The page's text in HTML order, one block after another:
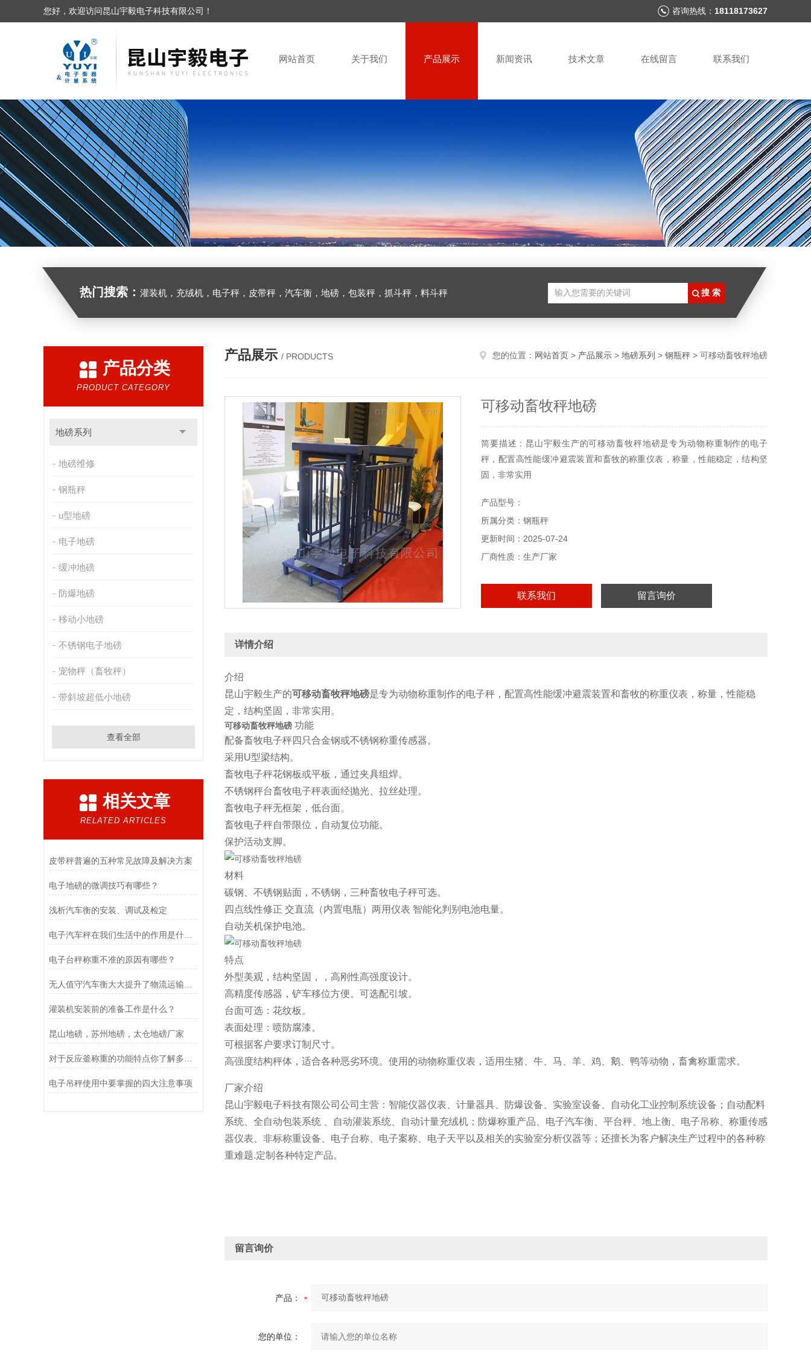
您好，欢迎访问昆山宇毅电子科技有限公司！ 咨询热线： 18118173627
网站首页 关于我们 产品展示 新闻资讯 技术文章 在线留言 联系我们
热门搜索： 灌装机，充绒机，电子秤，皮带秤，汽车衡，地磅，包装秤，抓斗秤，料斗秤
产品分类
PRODUCT CATEGORY
地磅系列
地磅维修
钢瓶秤
u型地磅
电子地磅
缓冲地磅
防爆地磅
移动小地磅
不锈钢电子地磅
宠物秤（畜牧秤）
带斜坡超低小地磅
查看全部
相关文章
RELATED ARTICLES
皮带秤普遍的五种常见故障及解决方案
电子地磅的微调技巧有哪些？
浅析汽车衡的安装、调试及检定
电子汽车秤在我们生活中的作用是什么？
电子台秤称重不准的原因有哪些？
灌装机安装前的准备工作是什么？
昆山地磅，苏州地磅，太仓地磅厂家
电子吊秤使用中要掌握的四大注意事项
产品展示 / PRODUCTS 您的位置： 网站首页 > 产品展示 > 地磅系列 > 钢瓶秤 > 可移动畜牧秤地磅
可移动畜牧秤地磅
简要描述：昆山宇毅生产的可移动畜牧秤地磅是专为动物称重制作的电子
秤，配置高性能缓冲避震装置和畜牧的称重仪表，称量，性能稳定，结构坚
固，非常实用
产品型号：
所属分类：钢瓶秤
更新时间：2025-07-24
厂商性质：生产厂家
联系我们 留言询价
详情介绍
介绍
昆山宇毅生产的可移动畜牧秤地磅是专为动物称重制作的电子秤，配置高性能缓冲避震装置和畜牧的称重仪表，称量，性能稳
定，结构坚固，非常实用。
可移动畜牧秤地磅 功能
配备畜牧电子秤四只合金钢或不锈钢称重传感器。
采用U型梁结构。
畜牧电子秤花钢板或平板，通过夹具组焊。
不锈钢秤台畜牧电子秤表面经抛光、拉丝处理。
畜牧电子秤无框架，低台面。
畜牧电子秤自带限位，自动复位功能。
保护活动支脚。
材料
碳钢、不锈钢贴面，不锈钢，三种畜牧电子秤可选。
四点线性修正 交直流（内置电瓶）两用仪表 智能化判别电池电量。
自动关机保护电池。
特点
外型美观，结构坚固，，高刚性高强度设计。
高精度传感器，铲车移位方便。可选配引坡。
台面可选：花纹板。
表面处理：喷防腐漆。
可根据客户要求订制尺寸。
高强度结构秤体，适合各种恶劣环境。使用的动物称重仪表，适用生猪、牛、马、羊、鸡、鹅、鸭等动物，畜禽称重需求。
厂家介绍
昆山宇毅电子科技有限公司公司主营：智能仪器仪表、计量器具、防爆设备、实验室设备、自动化工业控制系统设备；自动配料
系统、全自动包装系统 、自动灌装系统、自动计量充绒机；防爆称重产品、电子汽车衡、平台秤、地上衡、电子吊称、称重传感
器仪表、非标称重设备、电子台称、电子案称、电子天平以及相关的实验室分析仪器等；还擅长为客户解决生产过程中的各种称
重难题.定制各种特定产品。
留言询价
产品：
您的单位：